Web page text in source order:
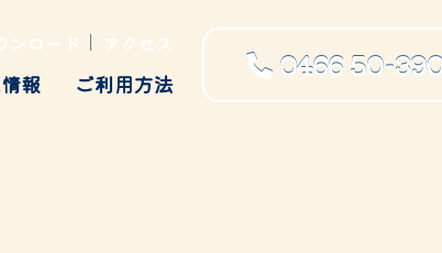
ンロード アクセス
0466 50-
報 ご利用方法